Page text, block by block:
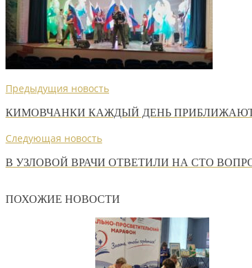
Предыдущия новость
КИМОВЧАНКИ КАЖДЫЙ ДЕНЬ
Следующая новость
В УЗЛОВОЙ ВРАЧИ ОТВЕТИЛИ НА СТО
ПОХОЖИЕ НОВОСТИ